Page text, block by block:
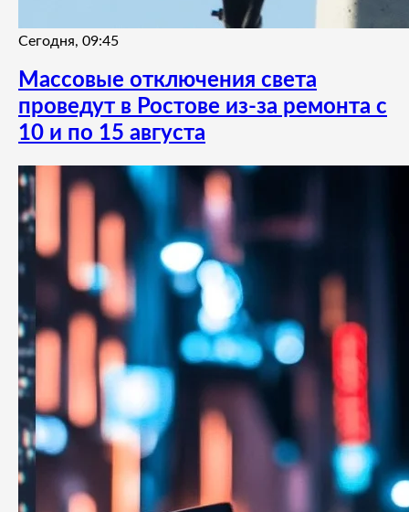
Сегодня, 09:45
Массовые отключения света
проведут в Ростове из-за ремонта с
10 и по 15 августа